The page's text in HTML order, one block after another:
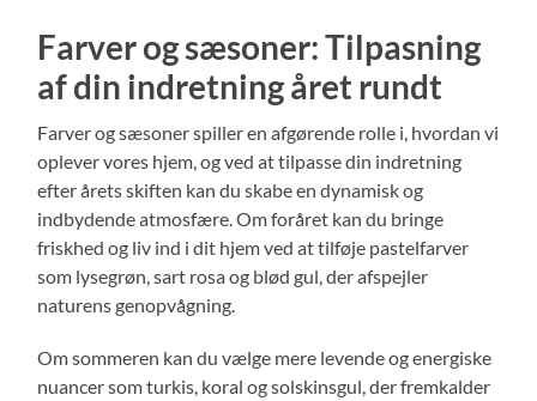
Farver og sæsoner: Tilpasning
af din indretning året rundt
Farver og sæsoner spiller en afgørende rolle i, hvordan vi
oplever vores hjem, og ved at tilpasse din indretning
efter årets skiften kan du skabe en dynamisk og
indbydende atmosfære. Om foråret kan du bringe
friskhed og liv ind i dit hjem ved at tilføje pastelfarver
som lysegrøn, sart rosa og blød gul, der afspejler
naturens genopvågning.
Om sommeren kan du vælge mere levende og energiske
nuancer som turkis, koral og solskinsgul, der fremkalder